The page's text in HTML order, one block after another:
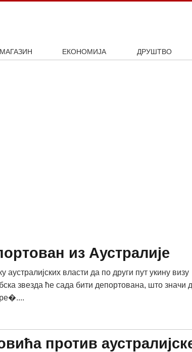
МАГАЗИН
ЕКОНОМИЈА
ДРУШТВО
из Аустралије
аустралијских власти да по други пут укину визу
звезда ће сада бити депортована, што значи
против